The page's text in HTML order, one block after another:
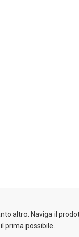
altro. Naviga il
prima possibile.